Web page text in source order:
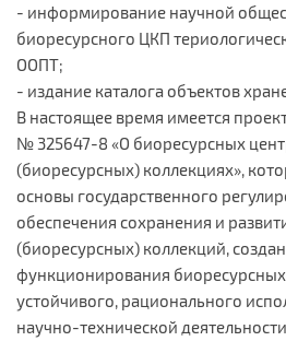
- информирование научной
биоресурсного ЦКП
ООПТ;
- издание каталога объектов
В настоящее время имеется
№ 325647-8 «О биоресурсных
(биоресурсных) коллекциях»,
основы государственного
обеспечения сохранения и
(биоресурсных) коллекций,
функционирования
устойчивого, рационального
научно-технической